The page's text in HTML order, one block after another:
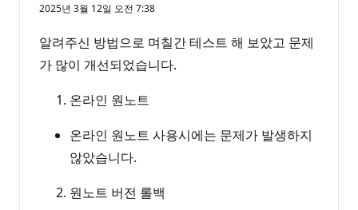
2025년 3월 12일 오전 7:38
알려주신 방법으로 며칠간 테스트 해 보았고 문제
가 많이 개선되었습니다.
온라인 원노트
온라인 원노트 사용시에는 문제가 발생하지
않았습니다.
원노트 버전 롤백